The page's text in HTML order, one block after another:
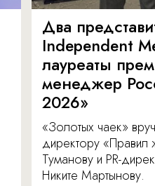
Два
Independent
лауреаты
менеджер
2026»
«Золотых чаек»
директору «Правил
Туманову и PR-
Никите Мартынову.